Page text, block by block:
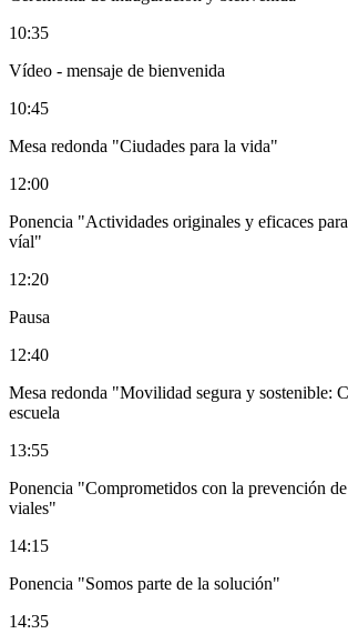
10:35
Vídeo - mensaje de bienvenida
10:45
Mesa redonda "Ciudades para la vida"
12:00
Ponencia "Actividades originales y eficaces
víal"
12:20
Pausa
12:40
Mesa redonda "Movilidad segura y sostenible:
escuela
13:55
Ponencia "Comprometidos con la prevención
viales"
14:15
Ponencia "Somos parte de la solución"
14:35